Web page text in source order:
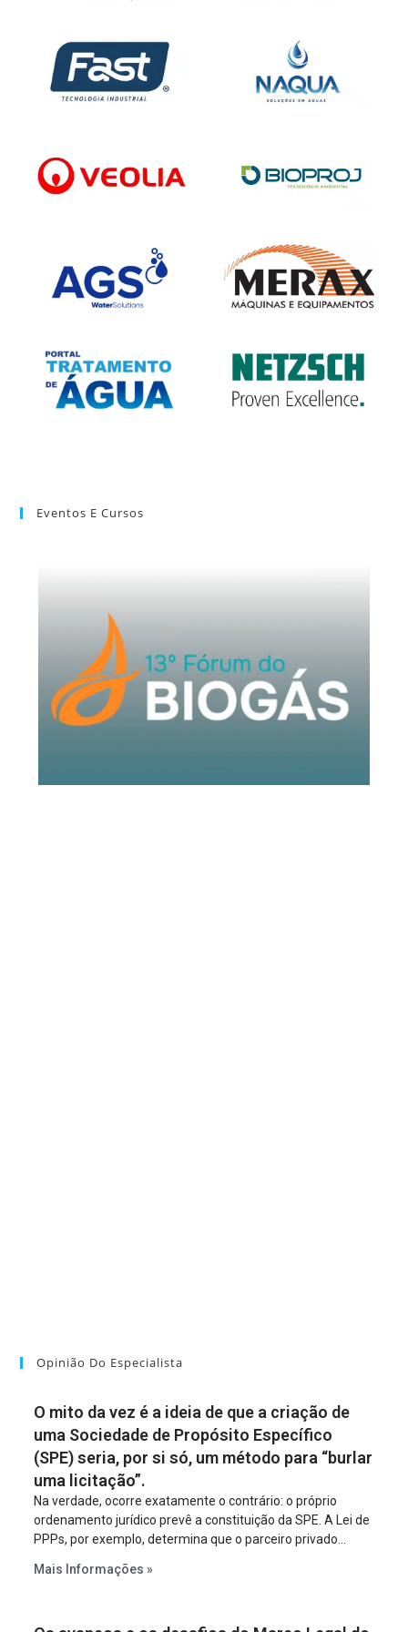
Eventos E Cursos
Opinião Do Especialista
O mito da vez é a ideia de que a criação de
uma Sociedade de Propósito Específico
(SPE) seria, por si só, um método para “burlar
uma licitação”.
Na verdade, ocorre exatamente o contrário: o próprio
ordenamento jurídico prevê a constituição da SPE. A Lei de
PPPs, por exemplo, determina que o parceiro privado
empreendimento. Ou seja, a suposta “fraude à licitação” é
Mais Informações »